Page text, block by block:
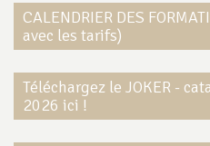
CALENDRIER DES
avec les tarifs)
Téléchargez le JOKER -
2026 ici !